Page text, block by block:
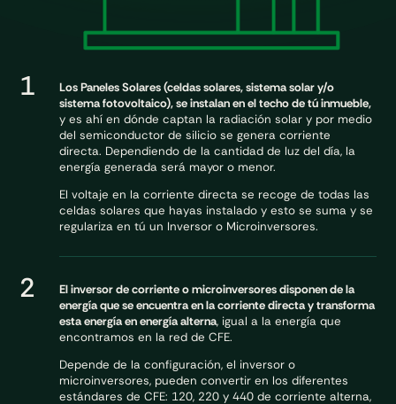
1
Los Paneles Solares (celdas solares, sistema solar y/o
sistema fotovoltaico), se instalan en el techo de tú inmueble,
y es ahí en dónde captan la radiación solar y por medio
del semiconductor de silicio se genera corriente
directa. Dependiendo de la cantidad de luz del día, la
energía generada será mayor o menor.
El voltaje en la corriente directa se recoge de todas las
celdas solares que hayas instalado y esto se suma y se
regulariza en tú un Inversor o Microinversores.
2
El inversor de corriente o microinversores disponen de la
energía que se encuentra en la corriente directa y transforma
esta energía en energía alterna, igual a la energía que
encontramos en la red de CFE.
Depende de la configuración, el inversor o
microinversores, pueden convertir en los diferentes
estándares de CFE: 120, 220 y 440 de corriente alterna,